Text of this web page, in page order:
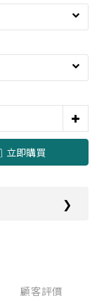
立即購買
❯
顧客評價